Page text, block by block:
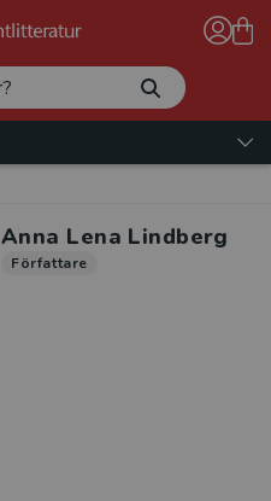
Anna Lena Lindberg
Författare